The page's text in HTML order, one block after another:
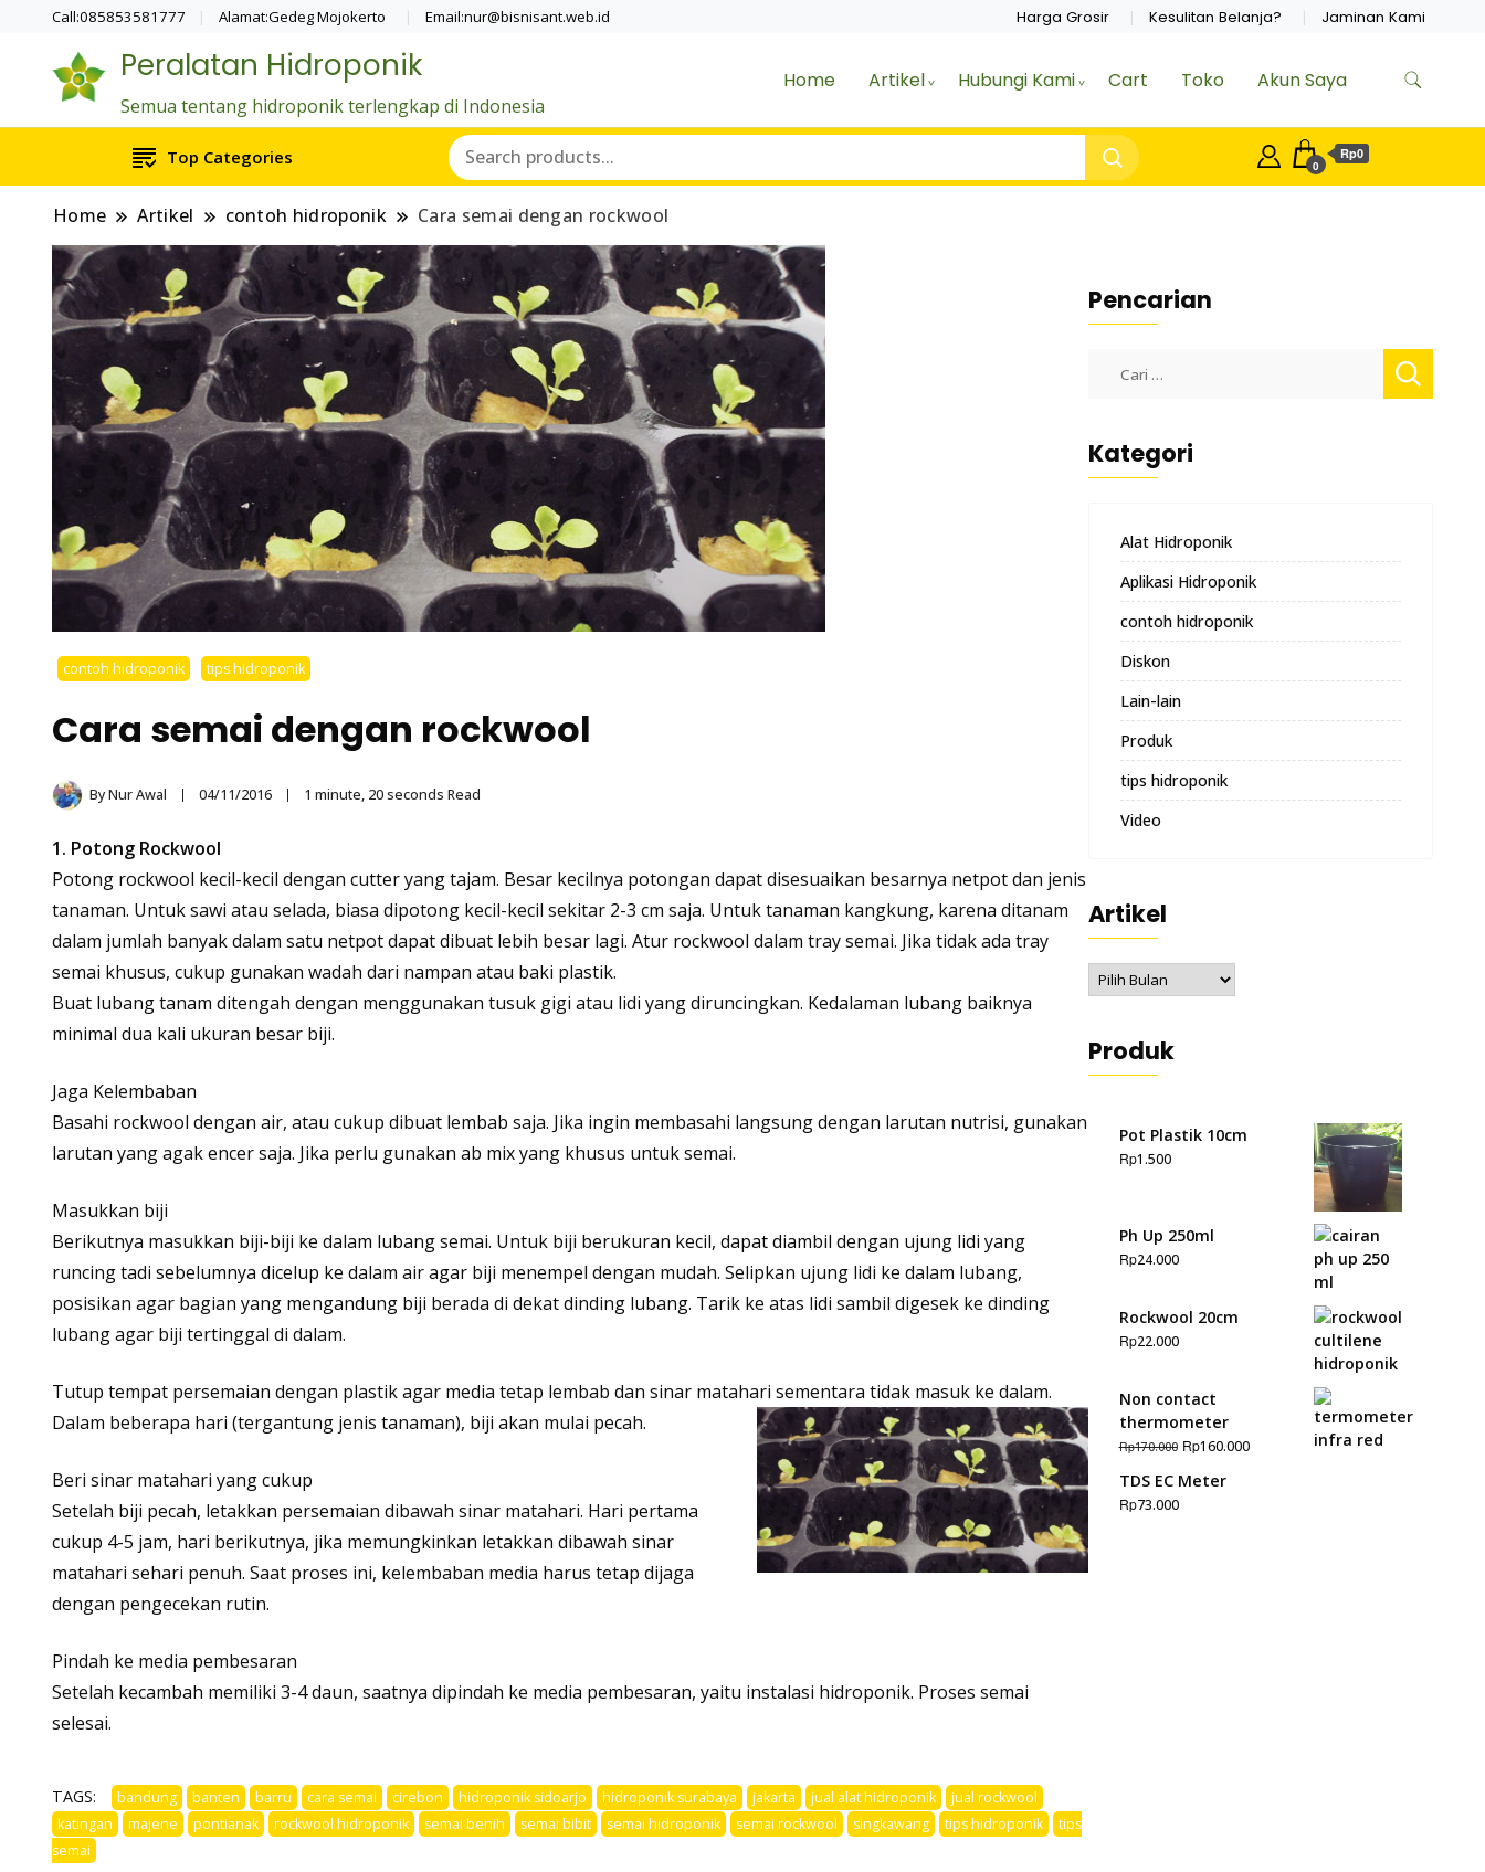
Call:085853581777 Alamat:Gedeg Mojokerto Email:nur@bisnisant.web.id Harga Grosir Kesulitan Belanja? Jaminan Kami
Peralatan Hidroponik
Semua tentang hidroponik terlengkap di Indonesia
Home Artikel Hubungi Kami Cart Toko Akun Saya
Top Categories 0
Rp0
Home Artikel contoh hidroponik Cara semai dengan rockwool
contoh hidroponik tips hidroponik
Cara semai dengan rockwool
ByNur Awal 04/11/2016 1 minute, 20 seconds Read
1. Potong Rockwool
Potong rockwool kecil-kecil dengan cutter yang tajam. Besar kecilnya potongan dapat disesuaikan besarnya netpot dan jenis
tanaman. Untuk sawi atau selada, biasa dipotong kecil-kecil sekitar 2-3 cm saja. Untuk tanaman kangkung, karena ditanam
dalam jumlah banyak dalam satu netpot dapat dibuat lebih besar lagi. Atur rockwool dalam tray semai. Jika tidak ada tray
semai khusus, cukup gunakan wadah dari nampan atau baki plastik.
Buat lubang tanam ditengah dengan menggunakan tusuk gigi atau lidi yang diruncingkan. Kedalaman lubang baiknya
minimal dua kali ukuran besar biji.
Jaga Kelembaban
Basahi rockwool dengan air, atau cukup dibuat lembab saja. Jika ingin membasahi langsung dengan larutan nutrisi, gunakan
larutan yang agak encer saja. Jika perlu gunakan ab mix yang khusus untuk semai.
Masukkan biji
Berikutnya masukkan biji-biji ke dalam lubang semai. Untuk biji berukuran kecil, dapat diambil dengan ujung lidi yang
runcing tadi sebelumnya dicelup ke dalam air agar biji menempel dengan mudah. Selipkan ujung lidi ke dalam lubang,
posisikan agar bagian yang mengandung biji berada di dekat dinding lubang. Tarik ke atas lidi sambil digesek ke dinding
lubang agar biji tertinggal di dalam.
Tutup tempat persemaian dengan plastik agar media tetap lembab dan sinar matahari sementara tidak masuk ke dalam.
Dalam beberapa hari (tergantung jenis tanaman), biji akan mulai pecah.
Beri sinar matahari yang cukup
Setelah biji pecah, letakkan persemaian dibawah sinar matahari. Hari pertama
cukup 4-5 jam, hari berikutnya, jika memungkinkan letakkan dibawah sinar
matahari sehari penuh. Saat proses ini, kelembaban media harus tetap dijaga
dengan pengecekan rutin.
Pindah ke media pembesaran
Setelah kecambah memiliki 3-4 daun, saatnya dipindah ke media pembesaran, yaitu instalasi hidroponik. Proses semai
selesai.
TAGS: bandung banten barru cara semai cirebon hidroponik sidoarjo hidroponik surabaya jakarta jual alat hidroponik
jual rockwool
katingan
majene pontianak rockwool hidroponik semai benih semai bibit semai hidroponik semai rockwool singkawang tips hidroponik
tips
semai
Pencarian
untuk:
Kategori
Alat Hidroponik
Aplikasi Hidroponik
contoh hidroponik
Diskon
Lain-lain
Produk
tips hidroponik
Video
Artikel
Artikel
Produk
Pot Plastik 10cm
Rp1.500
Ph Up 250ml
Rp24.000
Rockwool 20cm
Rp22.000
Non contact
thermometer
Rp170.000 Rp160.000
TDS EC Meter
Rp73.000